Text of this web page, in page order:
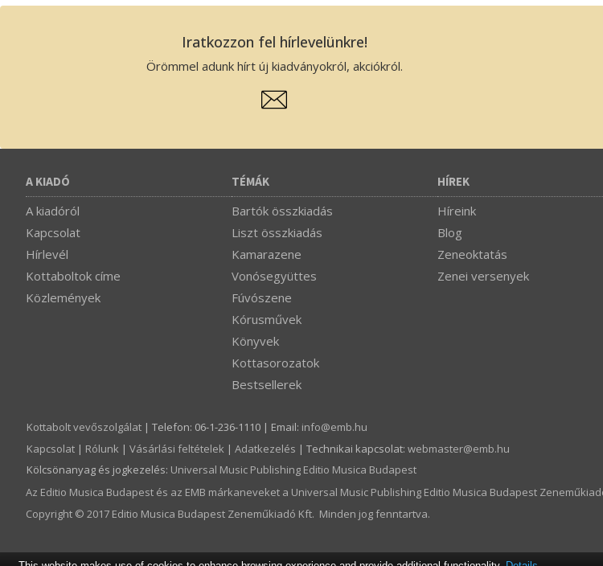
Iratkozzon fel hírlevelünkre!
Örömmel adunk hírt új kiadványokról, akciókról.
A KIADÓ
A kiadóról
Kapcsolat
Hírlevél
Kottaboltok címe
Közlemények
TÉMÁK
Bartók összkiadás
Liszt összkiadás
Kamarazene
Vonósegyüttes
Fúvószene
Kórusművek
Könyvek
Kottasorozatok
Bestsellerek
HÍREK
Híreink
Blog
Zeneoktatás
Zenei versenyek
Kottabolt vevőszolgálat | Telefon: 06-1-236-1110 | Email: info­@­emb.hu
Kapcsolat | Rólunk | Vásárlási feltételek | Adatkezelés | Technikai kapcsolat: webmaster­@­emb.hu
Kölcsönanyag és jogkezelés: Universal Music Publishing Editio Musica Budapest
Az Editio Musica Budapest és az EMB márkaneveket a Universal Music Publishing Editio Musica Budapest
Copyright © 2017 Editio Musica Budapest Zeneműkiadó Kft. Minden jog fenntartva.